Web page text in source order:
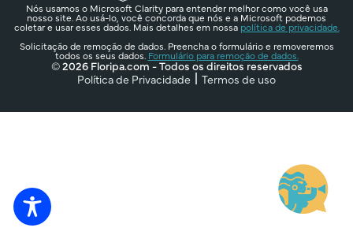
Nós usamos o Microsoft Clarity para entender melhor como você usa
nosso site. Ao usá-lo, você concorda que nós e a Microsoft podemos
coletar e usar esses dados. Mais detalhes em nossa política de privacidade.
Solicitação de remoção de dados. Preencha o formulário e removeremos
todos os seus dados. Formulário para remoção de dados.
© 2026 Floripa.com - Todos os direitos reservados
Política de Privacidade
Termos de uso